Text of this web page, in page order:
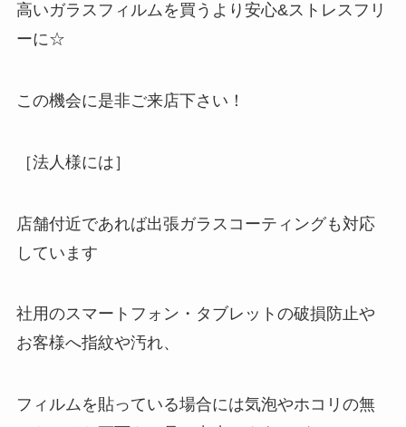
高いガラスフィルムを買うより安心&ストレスフリ
ーに☆
この機会に是非ご来店下さい！
［法人様には］
店舗付近であれば出張ガラスコーティングも対応
しています
社用のスマートフォン・タブレットの破損防止や
お客様へ指紋や汚れ、
フィルムを貼っている場合には気泡やホコリの無